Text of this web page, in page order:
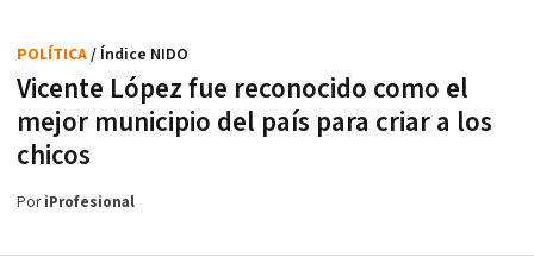
Vicente López fue reconocido como el
mejor municipio del país para criar a los
chicos
POLÍTICA/ Índice NIDO
PoriProfesional